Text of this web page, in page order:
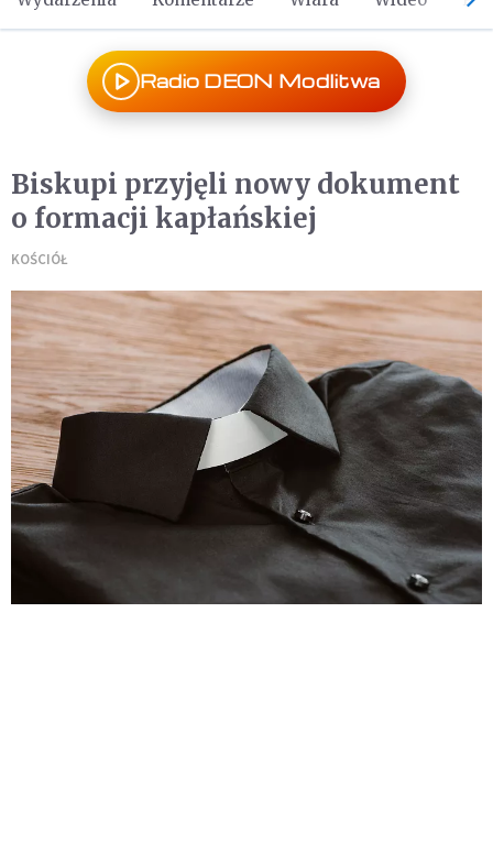
Radio DEON Modlitwa
Biskupi przyjęli nowy dokument
o formacji kapłańskiej
KOŚCIÓŁ